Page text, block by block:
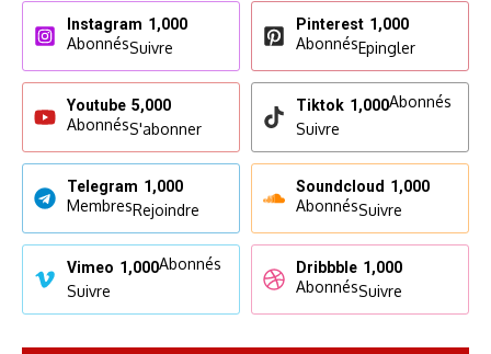
Instagram 1,000
AbonnésSuivre
Pinterest 1,000
AbonnésEpingler
Youtube 5,000
AbonnésS'abonner
Tiktok 1,000Abonnés
Suivre
Telegram 1,000
MembresRejoindre
Soundcloud 1,000
AbonnésSuivre
Vimeo 1,000Abonnés
Suivre
Dribbble 1,000
AbonnésSuivre